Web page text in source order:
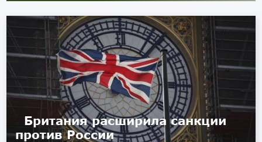
Британия расширила санкции
против России